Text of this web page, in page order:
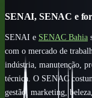
SENAI, SENAC e
SENAI e SENAC Bahia
com o mercado de
indústria, manutenção,
técnica. O SENAC
gestão, marketing,